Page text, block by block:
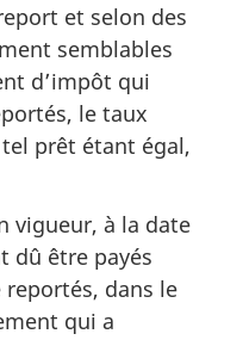
et selon des
semblables
d’impôt qui
le taux
prêt étant égal,
vigueur, à la date
dû être payés
reportés, dans le
qui a